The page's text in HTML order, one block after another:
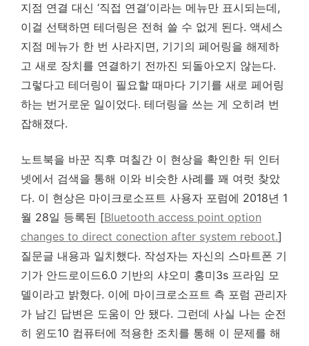
지점 연결 대신 ‘직접 연결’이라는 메뉴만 표시되는데,
이걸 선택하면 테더링은 전혀 쓸 수 없게 된다. 액세스
지점 메뉴가 한 번 사라지면, 기기의 페어링을 해제하
고 새로 장치를 연결하기 전까진 되돌아오지 않는다.
그렇다고 테더링이 필요할 때마다 기기를 새로 페어링
하는 번거로운 일이었다. 테더링을 쓰는 게 오히려 번
잡해졌다.
노트북을 바꾼 직후 며칠간 이 현상을 확인한 뒤 인터
넷에서 검색을 통해 이와 비슷한 사례를 꽤 여럿 찾았
다. 이 현상은 마이크로소프트 사용자 포럼에 2018년 1
월 28일 등록된 [Bluetooth access point option
changes to direct conection after system reboot.]
질문글 내용과 일치했다. 작성자는 자신의 스마트폰 기
기가 안드로이드6.0 기반의 샤오미 홍미3s 프라임 모
델이라고 밝혔다. 이에 마이크로소프트 측 포럼 관리자
가 남긴 답변은 도움이 안 됐다. 그런데 사실 나는 순전
히 윈도10 컴퓨터에 적용한 조치를 통해 이 문제를 해